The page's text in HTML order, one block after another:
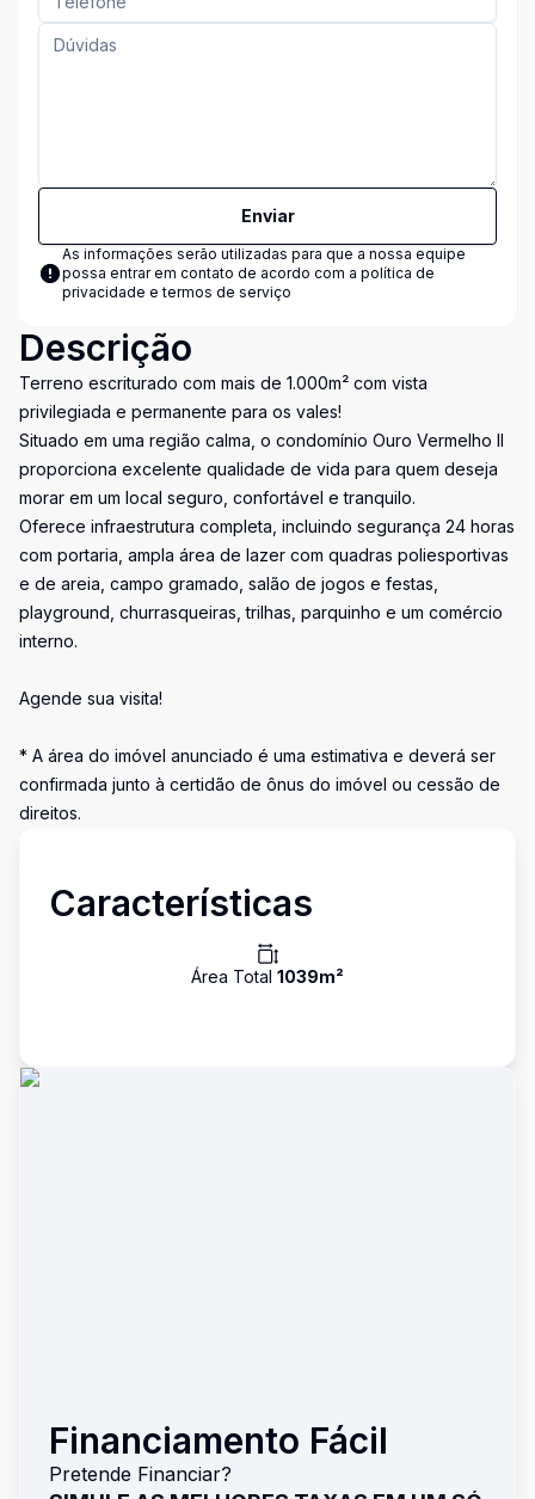
Enviar
As informações serão utilizadas para que a nossa equipe
possa entrar em contato de acordo com a política de
privacidade e termos de serviço
Descrição
Terreno escriturado com mais de 1.000m² com vista
privilegiada e permanente para os vales!
Situado em uma região calma, o condomínio Ouro Vermelho II
proporciona excelente qualidade de vida para quem deseja
morar em um local seguro, confortável e tranquilo.
Oferece infraestrutura completa, incluindo segurança 24 horas
com portaria, ampla área de lazer com quadras poliesportivas
e de areia, campo gramado, salão de jogos e festas,
playground, churrasqueiras, trilhas, parquinho e um comércio
interno.
Agende sua visita!
* A área do imóvel anunciado é uma estimativa e deverá ser
confirmada junto à certidão de ônus do imóvel ou cessão de
direitos.
Características
Área Total 1039m²
Financiamento Fácil
Pretende Financiar?